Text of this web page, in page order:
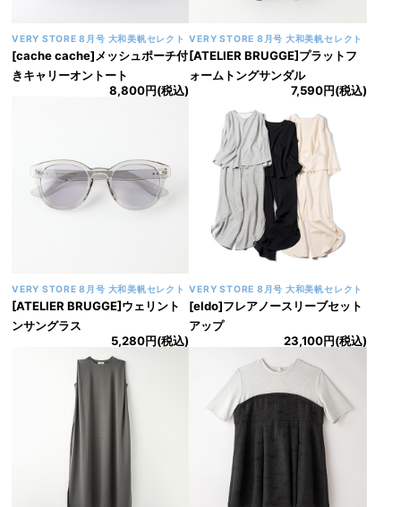
VERY STORE 8月号 大和美帆セレクト
[cache cache]メッシュポーチ付
きキャリーオントート
8,800円(税込)
VERY STORE 8月号 大和美帆セレクト
[ATELIER BRUGGE]プラットフ
ォームトングサンダル
7,590円(税込)
VERY STORE 8月号 大和美帆セレクト
[ATELIER BRUGGE]ウェリント
ンサングラス
5,280円(税込)
VERY STORE 8月号 大和美帆セレクト
[eldo]フレアノースリーブセット
アップ
23,100円(税込)